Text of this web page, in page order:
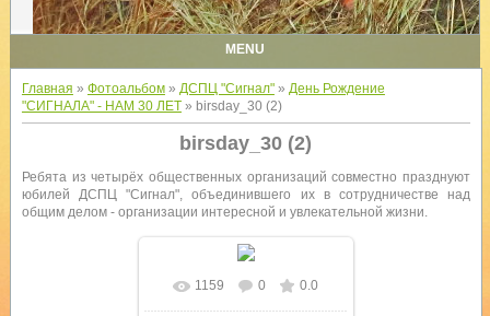
MENU
Главная » Фотоальбом» ДСПЦ "Сигнал"» День Рождение
"СИГНАЛА" - НАМ 30 ЛЕТ» birsday_30 (2)
birsday_30 (2)
Ребята из четырёх общественных организаций совместно празднуют
юбилей ДСПЦ "Сигнал", объединившего их в сотрудничестве над
общим делом - организации интересной и увлекательной жизни.
В реальном размере
1159 0 0.0